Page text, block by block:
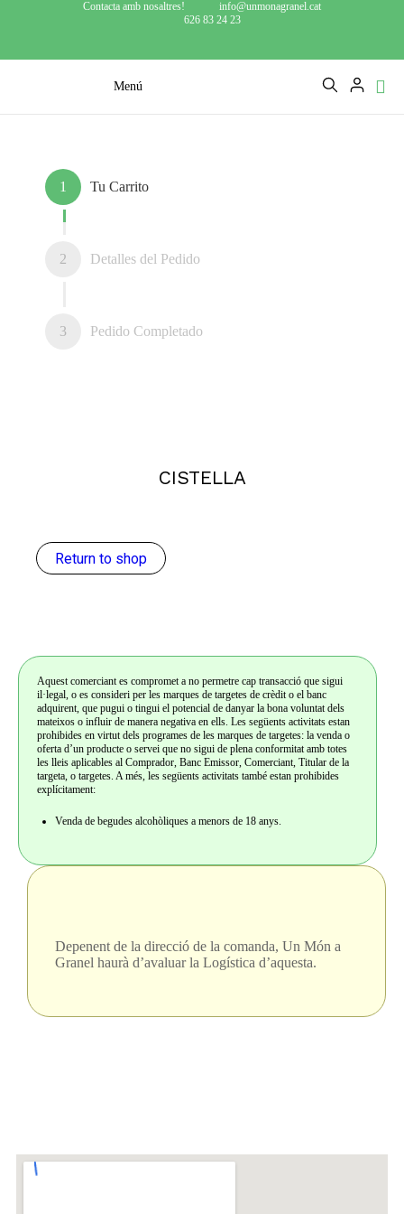
Tu Carrito
1
Detalles del Pedido
2
Pedido Completado
3
Contacta amb nosaltres!
info@unmonagranel.cat
626 83 24 23
Menú
CISTELLA
Return to shop
Aquest comerciant es compromet a no permetre cap transacció que sigui
il·legal, o es consideri per les marques de targetes de crèdit o el banc
adquirent, que pugui o tingui el potencial de danyar la bona voluntat dels
mateixos o influir de manera negativa en ells. Les següents activitats estan
prohibides en virtut dels programes de les marques de targetes: la venda o
oferta d’un producte o servei que no sigui de plena conformitat amb totes
les lleis aplicables al Comprador, Banc Emissor, Comerciant, Titular de la
targeta, o targetes. A més, les següents activitats també estan prohibides
explícitament:
Venda de begudes alcohòliques a menors de 18 anys.
Depenent de la direcció de la comanda, Un Món a
Granel haurà d’avaluar la Logística d’aquesta.